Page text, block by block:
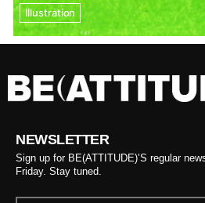
Illustration
NEWSLETTER
Sign up for BE(ATTITUDE)’S regular
Friday. Stay tuned.